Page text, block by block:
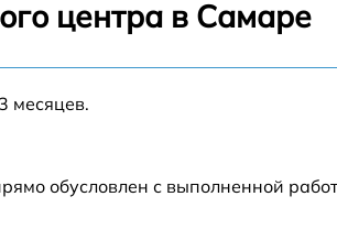
от 60 мин
центра в Самаре
месяцев.
обусловлен с выполненной